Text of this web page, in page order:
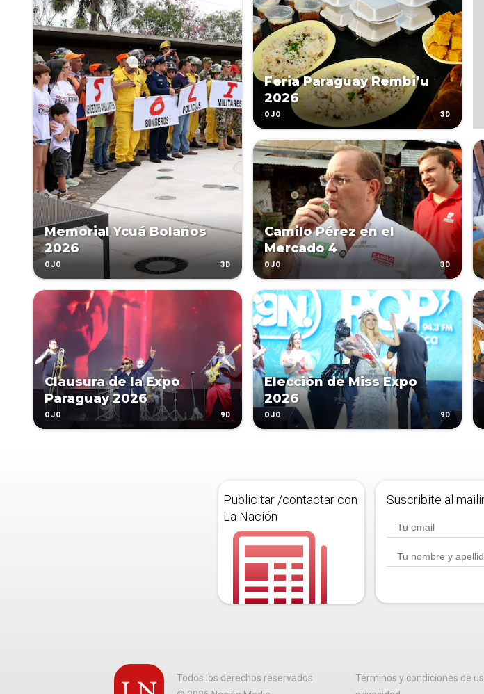
Memorial Ycuá Bolaños
2026
OJO 3D
Feria Paraguay Rembi’u
2026
OJO 3D
Camilo Pérez en el
Mercado 4
OJO 3D
Clausura de la Expo
Paraguay 2026
OJO 9D
Elección de Miss Expo
2026
OJO 9D
Publicitar /contactar con
La Nación
Suscribite al
Todos los derechos reservados
Términos y condiciones de